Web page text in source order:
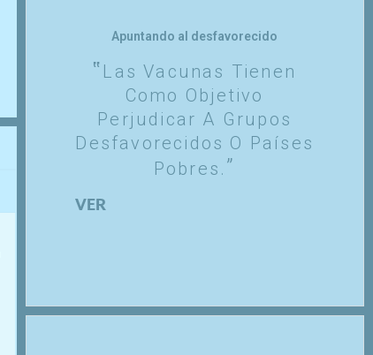
Apuntando al desfavorecido
Las Vacunas Tienen
Como Objetivo
Perjudicar A Grupos
Desfavorecidos O Países
Pobres.
VER